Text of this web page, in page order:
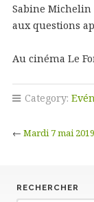
Sabine Michelin
aux questions
Au cinéma Le
Category:
← Mardi 7 mai 2019
RECHERCHER